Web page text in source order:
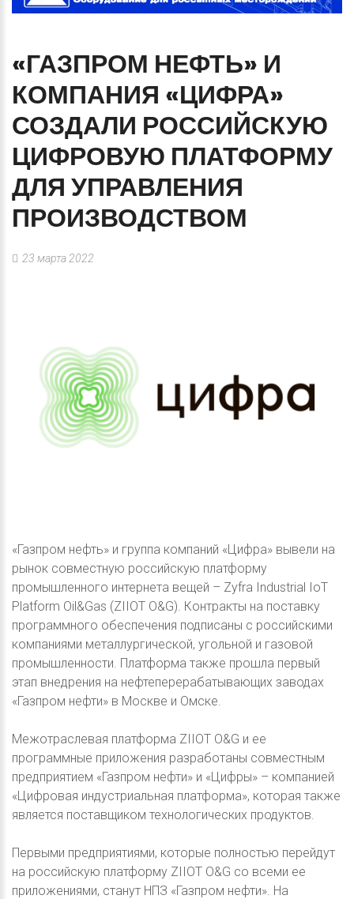
«ГАЗПРОМ НЕФТЬ» И
КОМПАНИЯ «ЦИФРА»
СОЗДАЛИ РОССИЙСКУЮ
ЦИФРОВУЮ ПЛАТФОРМУ
ДЛЯ УПРАВЛЕНИЯ
ПРОИЗВОДСТВОМ
23 марта 2022
«Газпром нефть» и группа компаний «Цифра» вывели на
рынок совместную российскую платформу
промышленного интернета вещей – Zyfra Industrial IoT
Platform Oil&Gas (ZIIOT O&G). Контракты на поставку
программного обеспечения подписаны с российскими
компаниями металлургической, угольной и газовой
промышленности. Платформа также прошла первый
этап внедрения на нефтеперерабатывающих заводах
«Газпром нефти» в Москве и Омске.
Межотраслевая платформа ZIIOT O&G и ее
программные приложения разработаны совместным
предприятием «Газпром нефти» и «Цифры» – компанией
«Цифровая индустриальная платформа», которая также
является поставщиком технологических продуктов.
Первыми предприятиями, которые полностью перейдут
на российскую платформу ZIIOT O&G со всеми ее
приложениями, станут НПЗ «Газпром нефти». На